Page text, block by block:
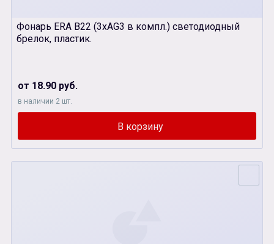
Фонарь ERA B22 (3xAG3 в компл.) светодиодный
брелок, пластик.
от 18.90 руб.
в наличии 2 шт.